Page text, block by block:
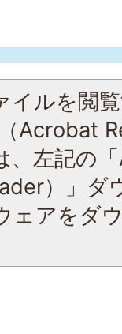
イルを閲
Acrobat
、左記の
）」ダ
ェアをダ